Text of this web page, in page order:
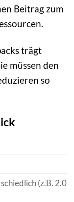
Beitrag zum
trägt
müssen den
so
(z.B. 2.0